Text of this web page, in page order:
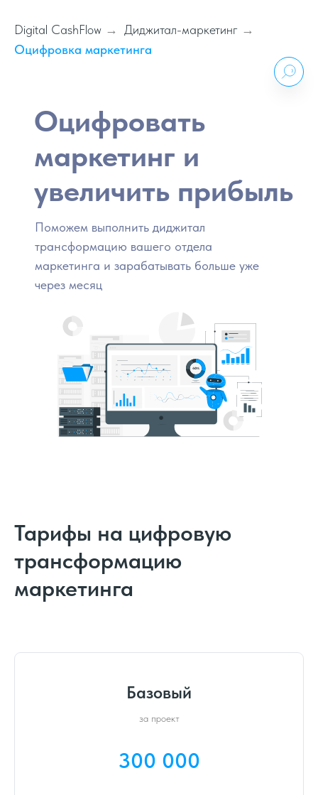
Digital CashFlow → Диджитал-маркетинг →
Оцифровка маркетинга
Оцифровать
маркетинг и
увеличить прибыль
Поможем выполнить диджитал
трансформацию вашего отдела
маркетинга и зарабатывать больше уже
через месяц
Тарифы на цифровую
трансформацию
маркетинга
Базовый
за проект
300 000